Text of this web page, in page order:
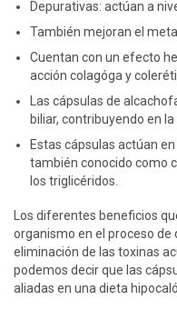
Depurativas: actúan a
También mejoran el
Cuentan con un efecto
acción colagóga y
Las cápsulas de
biliar, contribuyendo en
Estas cápsulas actúan
también conocido como
los triglicéridos.
Los diferentes beneficios
organismo en el proceso de
eliminación de las toxinas
podemos decir que las
aliadas en una dieta